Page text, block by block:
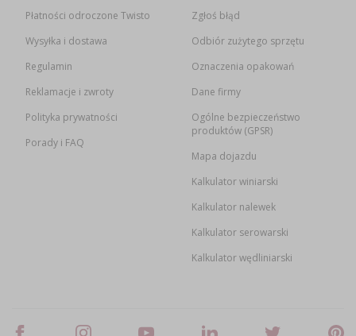
Płatności odroczone Twisto
Wysyłka i dostawa
Regulamin
Reklamacje i zwroty
Polityka prywatności
Porady i FAQ
Zgłoś błąd
Odbiór zużytego sprzętu
Oznaczenia opakowań
Dane firmy
Ogólne bezpieczeństwo
produktów (GPSR)
Mapa dojazdu
Kalkulator winiarski
Kalkulator nalewek
Kalkulator serowarski
Kalkulator wędliniarski